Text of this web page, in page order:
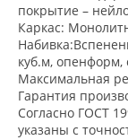
покрытие –
Каркас:
куб.м, опенформ,
Максимальная
Гарантия
Согласно ГОСТ
указаны с